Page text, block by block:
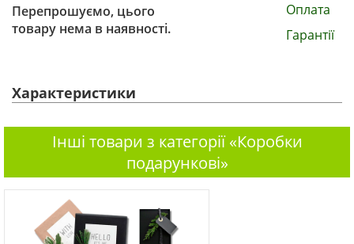
Перепрошуємо, цього
товару нема в наявності.
Оплата
Гарантії
Характеристики
Інші товари з категорії «Коробки
подарункові»